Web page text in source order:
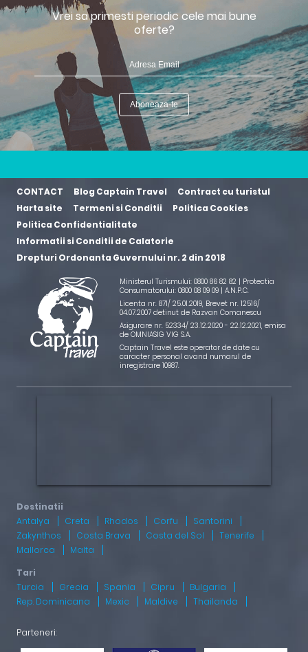
Vrei sa primesti periodic cele mai bune
oferte?
CONTACT Blog Captain Travel
Contract cu turistul
Harta site
Termeni si Conditii
Politica Cookies
Politica Confidentialitate
Informatii si Conditii de Calatorie
Drepturi Ordonanta Guvernului nr. 2 din 2018
Ministerul Turismului: 0800 86 82 82 | Protectia
Consumatorului: 0800 08 09 09 | A.N.P.C.
Licenta nr. 871/ 25.01.2019, Brevet nr. 12516/
04.07.2007 detinut de Razvan Comanescu
Asigurare nr. 52334/ 23.12.2020 - 22.12.2021, emisa
de OMNIASIG VIG S.A.
Captain Travel este operator de date cu
caracter personal avand numarul de
inregistrare 10987.
Antalya Creta Rhodos Corfu
Santorini
Zakynthos
Costa Brava Costa del Sol
Tenerife
Mallorca
Malta
Turcia Grecia Spania Cipru
Bulgaria
Rep. Dominicana
Mexic Maldive Thailanda